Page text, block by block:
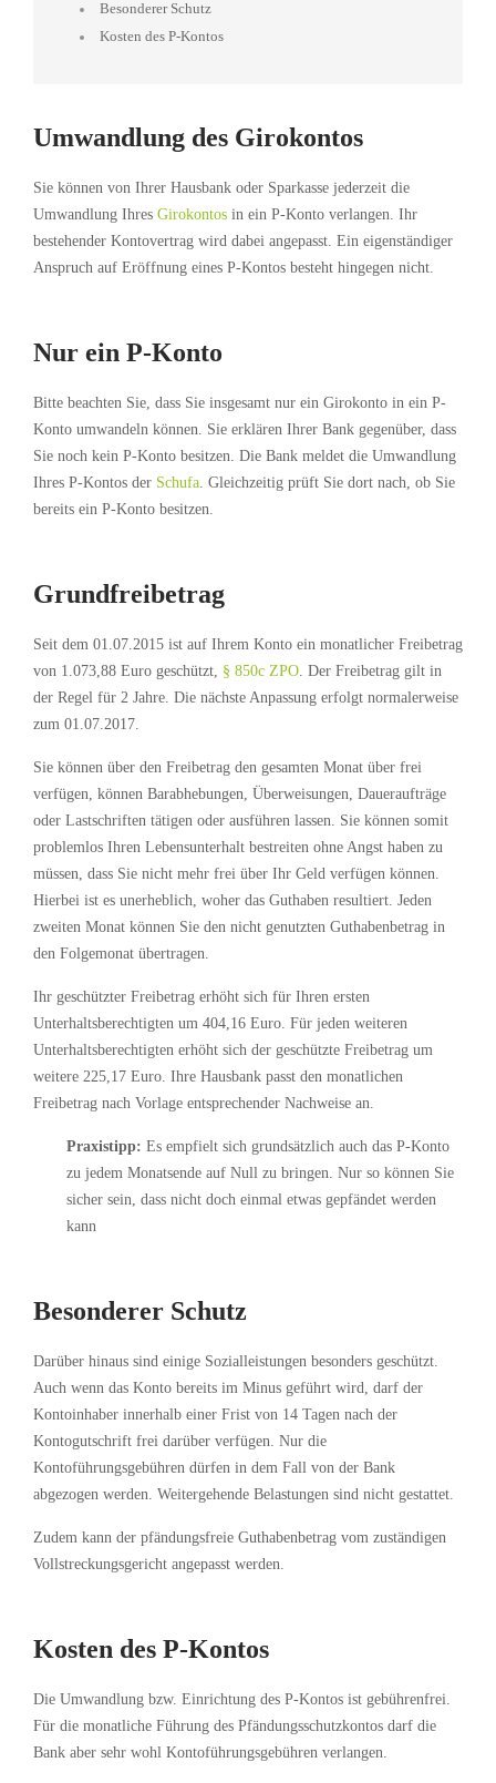
Besonderer Schutz
Kosten des P-Kontos
Umwandlung des Girokontos
Sie können von Ihrer Hausbank oder Sparkasse jederzeit die
Umwandlung Ihres Girokontos in ein P-Konto verlangen. Ihr
bestehender Kontovertrag wird dabei angepasst. Ein eigenständiger
Anspruch auf Eröffnung eines P-Kontos besteht hingegen nicht.
Nur ein P-Konto
Bitte beachten Sie, dass Sie insgesamt nur ein Girokonto in ein P-
Konto umwandeln können. Sie erklären Ihrer Bank gegenüber, dass
Sie noch kein P-Konto besitzen. Die Bank meldet die Umwandlung
Ihres P-Kontos der Schufa. Gleichzeitig prüft Sie dort nach, ob Sie
bereits ein P-Konto besitzen.
Grundfreibetrag
Seit dem 01.07.2015 ist auf Ihrem Konto ein monatlicher Freibetrag
von 1.073,88 Euro geschützt, § 850c ZPO. Der Freibetrag gilt in
der Regel für 2 Jahre. Die nächste Anpassung erfolgt normalerweise
zum 01.07.2017.
Sie können über den Freibetrag den gesamten Monat über frei
verfügen, können Barabhebungen, Überweisungen, Daueraufträge
oder Lastschriften tätigen oder ausführen lassen. Sie können somit
problemlos Ihren Lebensunterhalt bestreiten ohne Angst haben zu
müssen, dass Sie nicht mehr frei über Ihr Geld verfügen können.
Hierbei ist es unerheblich, woher das Guthaben resultiert. Jeden
zweiten Monat können Sie den nicht genutzten Guthabenbetrag in
den Folgemonat übertragen.
Ihr geschützter Freibetrag erhöht sich für Ihren ersten
Unterhaltsberechtigten um 404,16 Euro. Für jeden weiteren
Unterhaltsberechtigten erhöht sich der geschützte Freibetrag um
weitere 225,17 Euro. Ihre Hausbank passt den monatlichen
Freibetrag nach Vorlage entsprechender Nachweise an.
Praxistipp: Es empfielt sich grundsätzlich auch das P-Konto
zu jedem Monatsende auf Null zu bringen. Nur so können Sie
sicher sein, dass nicht doch einmal etwas gepfändet werden
kann
Besonderer Schutz
Darüber hinaus sind einige Sozialleistungen besonders geschützt.
Auch wenn das Konto bereits im Minus geführt wird, darf der
Kontoinhaber innerhalb einer Frist von 14 Tagen nach der
Kontogutschrift frei darüber verfügen. Nur die
Kontoführungsgebühren dürfen in dem Fall von der Bank
abgezogen werden. Weitergehende Belastungen sind nicht gestattet.
Zudem kann der pfändungsfreie Guthabenbetrag vom zuständigen
Vollstreckungsgericht angepasst werden.
Kosten des P-Kontos
Die Umwandlung bzw. Einrichtung des P-Kontos ist gebührenfrei.
Für die monatliche Führung des Pfändungsschutzkontos darf die
Bank aber sehr wohl Kontoführungsgebühren verlangen.